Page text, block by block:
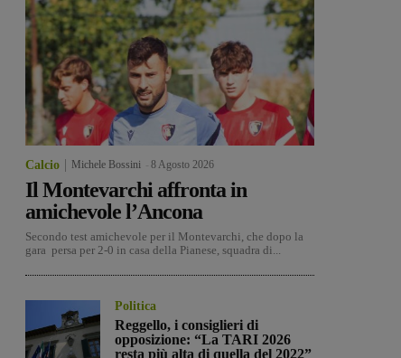
Calcio Michele Bossini 8 Agosto 2026
Il Montevarchi affronta in
amichevole l’Ancona
Secondo test amichevole per il Montevarchi, che dopo la
gara persa per 2-0 in casa della Pianese, squadra di...
Politica
Reggello, i consiglieri di
opposizione: “La TARI 2026
resta più alta di quella del 2022”